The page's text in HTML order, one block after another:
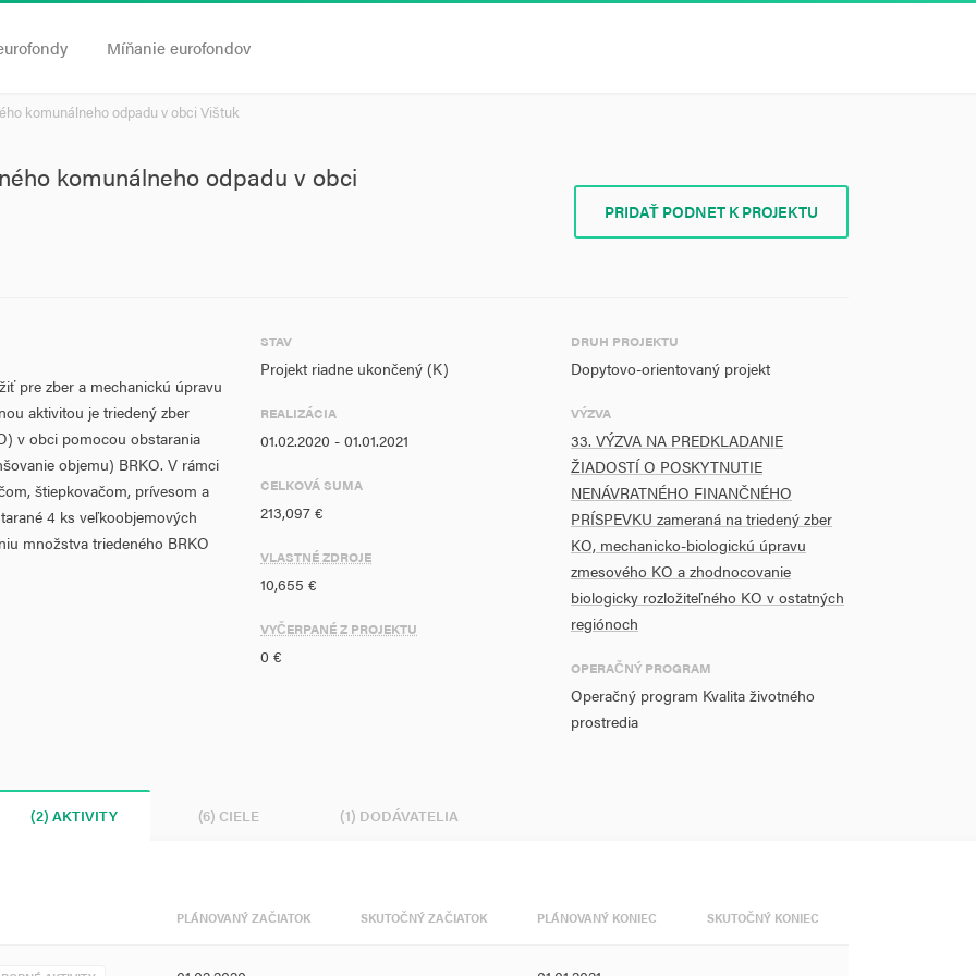
Míňanie eurofondov
komunálneho odpadu v obci Vištuk
komunálneho odpadu v obci
PRIDAŤ PODNET K PROJEKTU
pre zber a mechanickú úpravu
aktivitou je triedený zber
v obci pomocou obstarania
objemu) BRKO. V rámci
štiepkovačom, prívesom a
4 ks veľkoobjemových
množstva triedeného BRKO
obce o triedenom zbere
občanov odpad triediť a
na publicitu budú hradené z
sú všetci obyvatelia,
STAV
Projekt riadne ukončený (K)
REALIZÁCIA
01.02.2020 - 01.01.2021
CELKOVÁ SUMA
213,097 €
VLASTNÉ ZDROJE
10,655 €
VYČERPANÉ Z PROJEKTU
0 €
DRUH PROJEKTU
Dopytovo-orientovaný projekt
VÝZVA
33. VÝZVA NA PREDKLADANIE
ŽIADOSTÍ O POSKYTNUTIE
NENÁVRATNÉHO FINANČNÉHO
PRÍSPEVKU zameraná na triedený zber
KO, mechanicko-biologickú úpravu
zmesového KO a zhodnocovanie
biologicky rozložiteľného KO v ostatných
regiónoch
OPERAČNÝ PROGRAM
Operačný program Kvalita životného
prostredia
(2) AKTIVITY (6) CIELE (1) DODÁVATELIA
PLÁNOVANÝ ZAČIATOK SKUTOČNÝ ZAČIATOK PLÁNOVANÝ KONIEC SKUTOČNÝ KONIEC